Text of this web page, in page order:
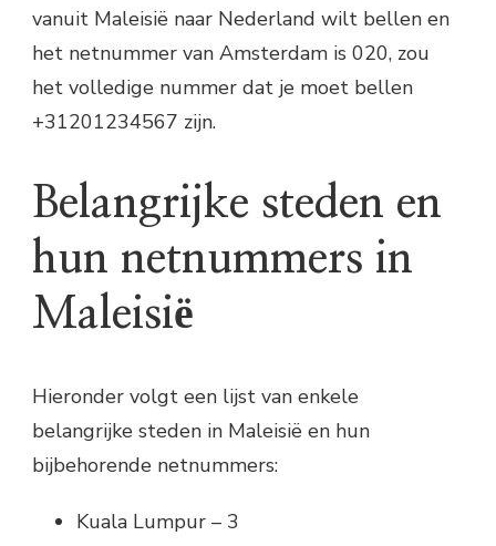
vanuit Maleisië naar Nederland wilt bellen en
het netnummer van Amsterdam is 020, zou
het volledige nummer dat je moet bellen
+31201234567 zijn.
Belangrijke steden en
hun netnummers in
Maleisië
Hieronder volgt een lijst van enkele
belangrijke steden in Maleisië en hun
bijbehorende netnummers:
Kuala Lumpur – 3